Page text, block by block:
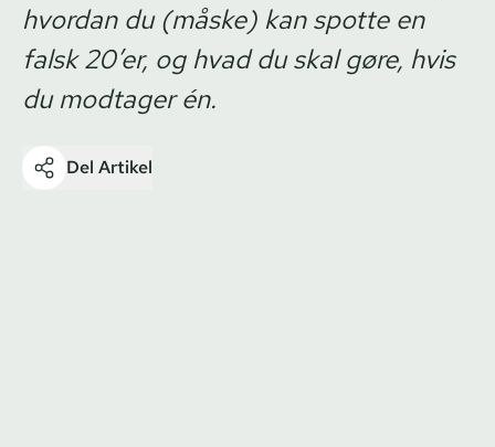
hvordan du (måske) kan spotte en
falsk 20’er, og hvad du skal gøre, hvis
du modtager én.
Del Artikel